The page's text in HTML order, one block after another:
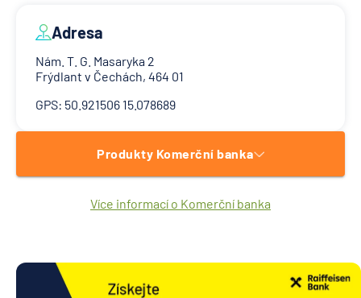
Adresa
Nám. T. G. Masaryka 2
Frýdlant v Čechách, 464 01
GPS: 50.921506 15.078689
Produkty Komerční banka
Více informací o Komerční banka